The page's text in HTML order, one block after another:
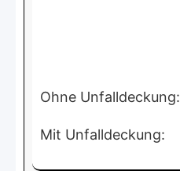
Ohne Unfalldeckung:
Mit Unfalldeckung: